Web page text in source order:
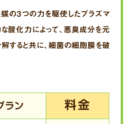
媒の3つの力を駆使したプラズマ
酸化力によって、悪臭成分を元
すると共に、細菌の細胞膜を破
ラン 料金